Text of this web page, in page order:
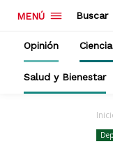
MENÚ Buscar
Opinión
Salud y Bienestar